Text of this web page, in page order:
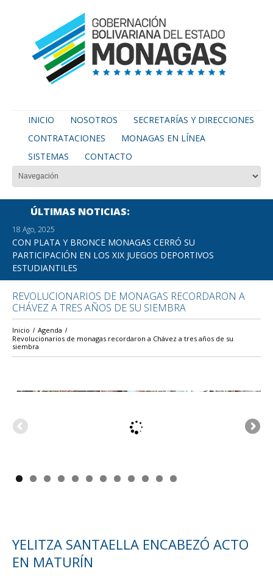
INICIO NOSOTROS
SECRETARÍAS Y DIRECCIONES
CONTRATACIONES
MONAGAS EN LÍNEA
SISTEMAS
CONTACTO
ÚLTIMAS NOTICIAS
18 Ago, 2025
CON PLATA Y BRONCE MONAGAS CERRÓ SU
PARTICIPACIÓN EN LOS XIX JUEGOS DEPORTIVOS
ESTUDIANTILES
REVOLUCIONARIOS DE MONAGAS RECORDARON A
CHÁVEZ A TRES AÑOS DE SU SIEMBRA
Inicio
Agenda
Revolucionarios de monagas recordaron a Chávez a tres años de su
siembra
YELITZA SANTAELLA ENCABEZÓ ACTO
EN MATURÍN